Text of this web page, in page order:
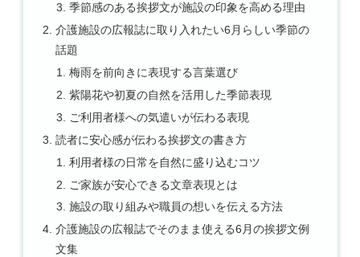
季節感のある挨拶文が施設の印象を高める理由
介護施設の広報誌に取り入れたい6月らしい季節の
話題
梅雨を前向きに表現する言葉選び
紫陽花や初夏の自然を活用した季節表現
ご利用者様への気遣いが伝わる表現
読者に安心感が伝わる挨拶文の書き方
利用者様の日常を自然に盛り込むコツ
ご家族が安心できる文章表現とは
施設の取り組みや職員の想いを伝える方法
介護施設の広報誌でそのまま使える6月の挨拶文例
文集